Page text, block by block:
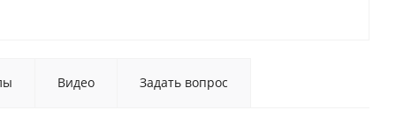
Видео Задать вопрос